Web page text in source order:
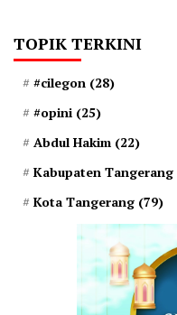
TOPIK TERKINI
#cilegon (28)
#opini (25)
Abdul Hakim (22)
Kabupaten Tangerang
Kota Tangerang (79)